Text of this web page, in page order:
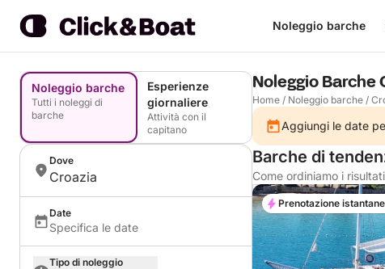
Noleggio barche
Noleggio barche
Tutti i noleggi di
barche
Esperienze
giornaliere
Attività con il
capitano
Dove
Croazia
Date
Specifica le date
Tipo di noleggio
Noleggio Barche
Home / Noleggio barche /
Aggiungi le date
Barche di
Come ordiniamo i risultati
Prenotazione